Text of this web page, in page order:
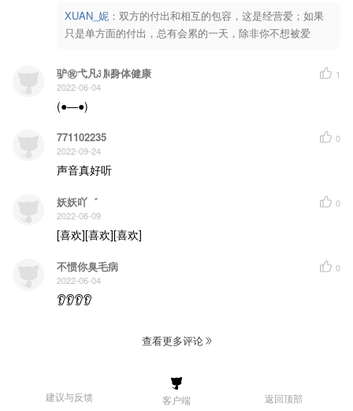
XUAN_妮 ： 双方的付出和相互的包容，这是经营爱；如果
只是单方面的付出，总有会累的一天，除非你不想被爱
驴㊗弋凡㋂㏷身体健康
2022-06-04
1
(●—●)
771102235
2022-09-24
0
声音真好听
妖妖吖゛
2022-06-09
0
[喜欢][喜欢][喜欢]
不惯你臭毛病
2022-06-04
0
👂👂👂👂
查看更多评论
建议与反馈 客户端
返回顶部